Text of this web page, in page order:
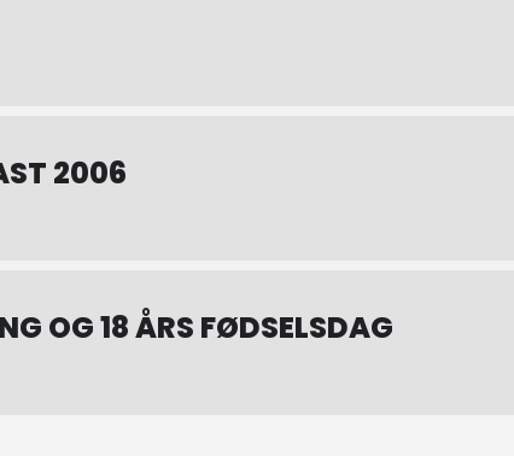
2006
OG 18 ÅRS FØDSELSDAG